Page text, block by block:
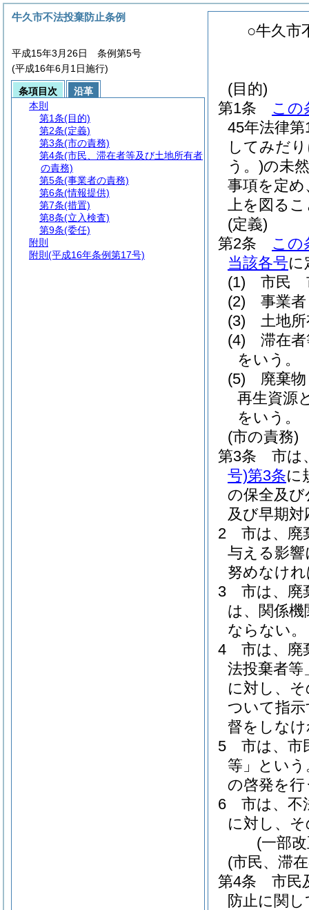
○牛久市
(目的)
第1条
この
45年法律
してみだ
う。)の未
事項を定
上を図る
(定義)
第2条
この
当該各号に
(1)
市民
(2)
事業
(3)
土地
(4)
滞在
をいう。
(5)
廃棄
再生資源
をいう。
(市の責務)
第3条
市は
号)第3条に
の保全及
及び早期
2
市は、廃
与える影
努めなけ
3
市は、廃
は、関係
ならない。
4
市は、廃
法投棄者
に対し、
ついて指
督をしな
5
市は、市
等」という
の啓発を
6
市は、不
に対し、
(一部
(市民、滞
第4条
市民
防止に関
牛久市不法投棄防止条例
平成15年3月26日 条例第5号
(平成16年6月1日施行)
条項目次
沿革
本則
第1条(目的)
第2条(定義)
第3条(市の責務)
第4条(市民、滞在者等及び土地所有者
の責務)
第5条(事業者の責務)
第6条(情報提供)
第7条(措置)
第8条(立入検査)
第9条(委任)
附則
附則 (平成16年条例第17号)